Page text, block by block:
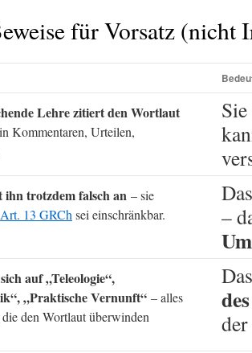
für Vorsatz (nicht
Lehre zitiert den Wortlaut
Kommentaren, Urteilen,
ihn trotzdem falsch an – sie
Art. 13 GRCh sei einschränkbar.
–
auf „Teleologie“,
„Praktische Vernunft“ – alles
den Wortlaut überwinden